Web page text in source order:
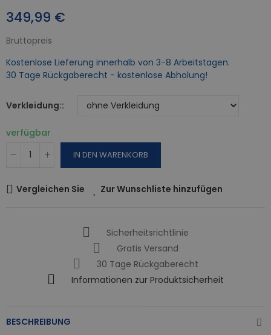
349,99 €
Bruttopreis
Kostenlose Lieferung innerhalb von 3-8 Arbeitstagen.
30 Tage Rückgaberecht - kostenlose Abholung!
Verkleidung:
verfügbar
IN DEN WARENKORB
Vergleichen Sie Zur Wunschliste hinzufügen
Sicherheitsrichtlinie
Gratis Versand
30 Tage Rückgaberecht
Informationen zur Produktsicherheit
BESCHREIBUNG